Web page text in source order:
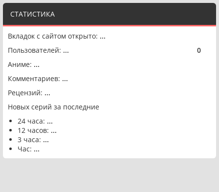
СТАТИСТИКА
Вкладок с сайтом открыто: ...
Пользователей: ... 0
Аниме: ...
Комментариев: ...
Рецензий: ...
Новых серий за последние
24 часа: ...
12 часов: ...
3 часа: ...
Час: ...